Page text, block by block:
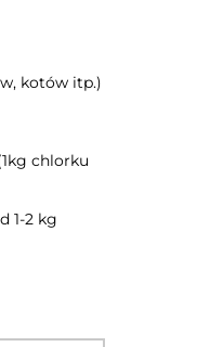
kotów itp.)
chlorku
1-2 kg